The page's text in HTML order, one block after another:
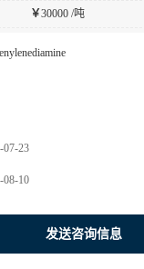
￥30000 /吨
07-23
08-10
发送咨询信息